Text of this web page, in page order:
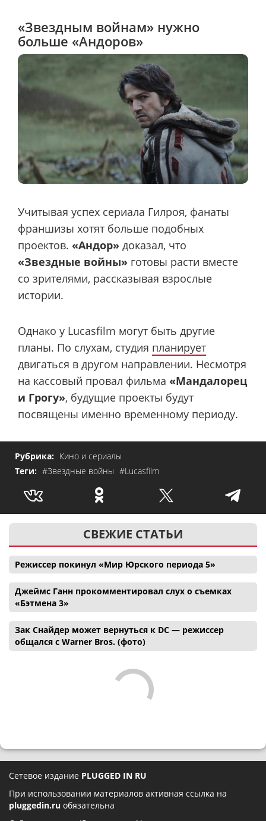
«Звездным войнам» нужно
больше «Андоров»
Учитывая успех сериала Гилроя, фанаты
франшизы хотят больше подобных
проектов. «Андор» доказал, что
«Звездные войны» готовы расти вместе
со зрителями, рассказывая взрослые
истории.
Однако у Lucasfilm могут быть другие
планы. По слухам, студия планирует
двигаться в другом направлении. Несмотря
на кассовый провал фильма «Мандалорец
и Грогу», будущие проекты будут
посвящены именно временному периоду.
Рубрика: Кино и сериалы
Теги: #Звездные войны #Lucasfilm
СВЕЖИЕ СТАТЬИ
Режиссер покинул «Мир Юрского периода 5»
Джеймс Ганн прокомментировал слух о съемках
«Бэтмена 3»
Зак Снайдер может вернуться к DC — режиссер
общался с Warner Bros. (фото)
Сетевое издание PLUGGED IN RU
При использовании материалов активная ссылка на
pluggedin.ru обязательна